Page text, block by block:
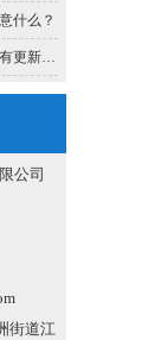
什么？
实验室气体管路标识颜色国标有更新吗？2026年执行哪些标准？
公司
街道江